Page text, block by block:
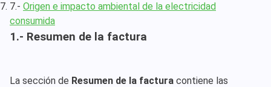
7.- Origen e impacto ambiental de la electricidad
consumida
1.- Resumen de la factura
La sección de Resumen de la factura contiene las